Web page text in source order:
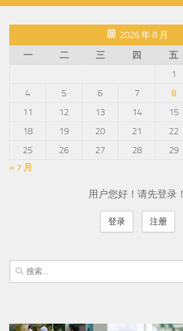
2026 年 8 月
一
二 三 四 五
1
4
5 6 7 8
11
12 13 14 15
18
19 20 21 22
25
26 27 28 29
« 7 月
用户您好！请先登录！
登录 注册
搜
索：